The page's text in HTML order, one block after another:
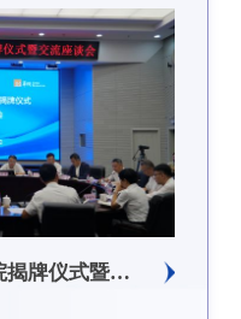
东北大学附属总医院揭牌仪式暨交流座谈会举行